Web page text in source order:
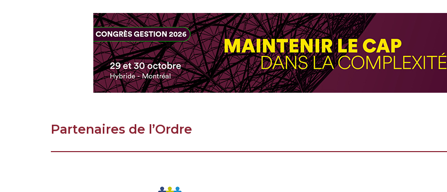
Partenaires de l’Ordre